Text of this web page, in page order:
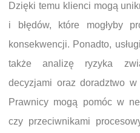
Dzięki temu klienci mogą
i błędów, które mogłyby
konsekwencji. Ponadto,
także analizę ryzyka
decyzjami oraz doradztwo w
Prawnicy mogą pomóc w
czy przeciwnikami